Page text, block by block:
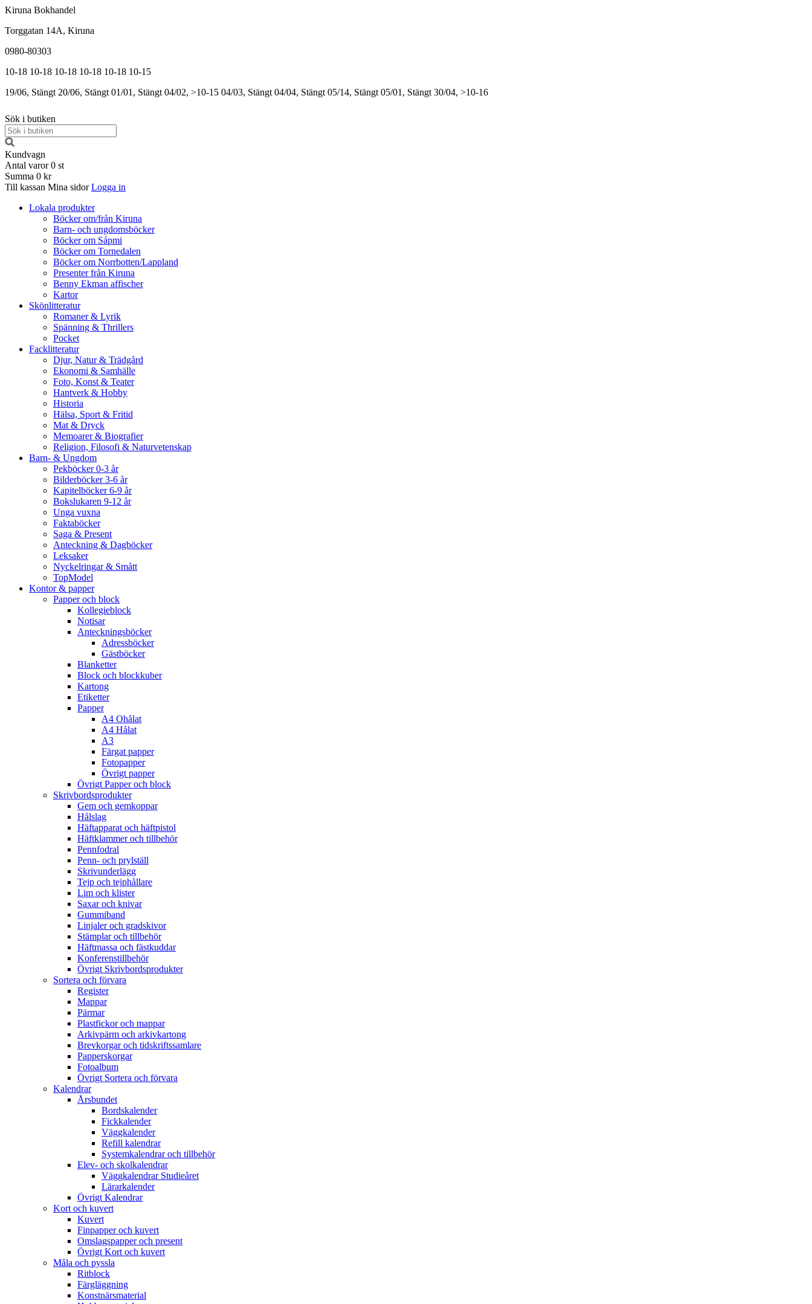
Kiruna Bokhandel
Torggatan 14A, Kiruna
0980-80303
10-18 10-18 10-18 10-18 10-18 10-15
19/06, Stängt 20/06, Stängt 01/01, Stängt 04/02, >10-15 04/03, Stängt 04/04, Stängt 05/14, Stängt 05/01, Stängt 30/04, >10-16
Sök i butiken
Kundvagn
Antal varor 0 st
Summa 0 kr
Till kassan Mina sidor Logga in
Lokala produkter
Böcker om/från Kiruna
Barn- och ungdomsböcker
Böcker om Sápmi
Böcker om Tornedalen
Böcker om Norrbotten/Lappland
Presenter från Kiruna
Benny Ekman affischer
Kartor
Skönlitteratur
Romaner & Lyrik
Spänning & Thrillers
Pocket
Facklitteratur
Djur, Natur & Trädgård
Ekonomi & Samhälle
Foto, Konst & Teater
Hantverk & Hobby
Historia
Hälsa, Sport & Fritid
Mat & Dryck
Memoarer & Biografier
Religion, Filosofi & Naturvetenskap
Barn- & Ungdom
Pekböcker 0-3 år
Bilderböcker 3-6 år
Kapitelböcker 6-9 år
Bokslukaren 9-12 år
Unga vuxna
Faktaböcker
Saga & Present
Anteckning & Dagböcker
Leksaker
Nyckelringar & Smått
TopModel
Kontor & papper
Papper och block
Kollegieblock
Notisar
Anteckningsböcker
Adressböcker
Gästböcker
Blanketter
Block och blockkuber
Kartong
Etiketter
Papper
A4 Ohålat
A4 Hålat
A3
Färgat papper
Fotopapper
Övrigt papper
Övrigt Papper och block
Skrivbordsprodukter
Gem och gemkoppar
Hålslag
Häftapparat och häftpistol
Häftklammer och tillbehör
Pennfodral
Penn- och prylställ
Skrivunderlägg
Tejp och tejphållare
Lim och klister
Saxar och knivar
Gummiband
Linjaler och gradskivor
Stämplar och tillbehör
Häftmassa och fästkuddar
Konferenstillbehör
Övrigt Skrivbordsprodukter
Sortera och förvara
Register
Mappar
Pärmar
Plastfickor och mappar
Arkivpärm och arkivkartong
Brevkorgar och tidskriftssamlare
Papperskorgar
Fotoalbum
Övrigt Sortera och förvara
Kalendrar
Årsbundet
Bordskalender
Fickkalender
Väggkalender
Refill kalendrar
Systemkalendrar och tillbehör
Elev- och skolkalendrar
Väggkalendrar Studieåret
Lärarkalender
Övrigt Kalendrar
Kort och kuvert
Kuvert
Finpapper och kuvert
Omslagspapper och present
Övrigt Kort och kuvert
Måla och pyssla
Ritblock
Färgläggning
Konstnärsmaterial